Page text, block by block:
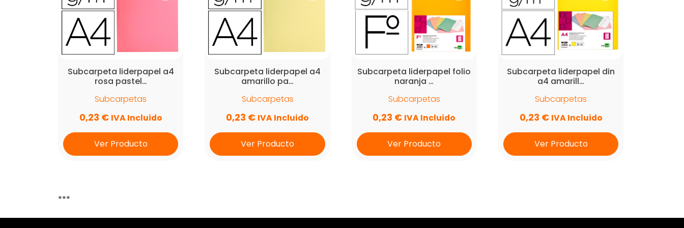
Subcarpeta liderpapel a4
rosa pastel…
Subcarpetas
0,23 € IVA Incluido
Ver Producto
Subcarpeta liderpapel a4
amarillo pa…
Subcarpetas
0,23 € IVA Incluido
Ver Producto
Subcarpeta liderpapel folio
naranja …
Subcarpetas
0,23 € IVA Incluido
Ver Producto
Subcarpeta liderpapel din
a4 amarill…
Subcarpetas
0,23 € IVA Incluido
Ver Producto
***